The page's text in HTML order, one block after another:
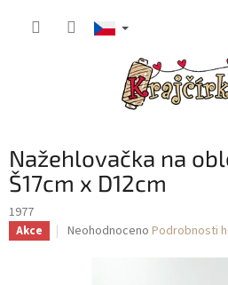
Nažehlovačka na
Š17cm x D12cm
1977
Akce
Průměrné
Neohodnoceno Podrobnosti